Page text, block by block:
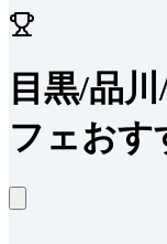
目黒/品
フェおす